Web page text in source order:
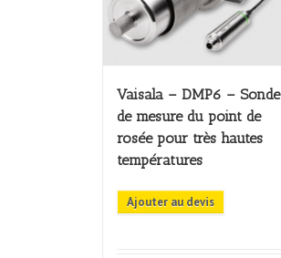
Vaisala – DMP6 – Sonde
de mesure du point de
rosée pour très hautes
températures
Ajouter au devis